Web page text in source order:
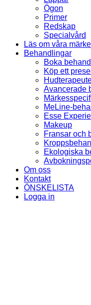
Ögon
Primer
Redskap
Specialvård
Läs om våra
Behandlingar
Boka
Köp ett
Avancerade
MeLine-
Esse
Makeup
Fransar och
Ekologiska
Om oss
Kontakt
ÖNSKELISTA
Logga in